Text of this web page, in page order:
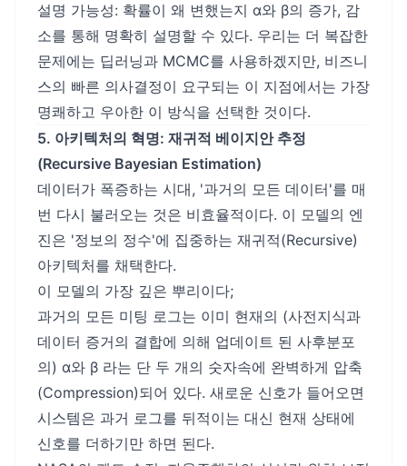
설명 가능성: 확률이 왜 변했는지 α와 β의 증가, 감
소를 통해 명확히 설명할 수 있다. 우리는 더 복잡한
문제에는 딥러닝과 MCMC를 사용하겠지만, 비즈니
스의 빠른 의사결정이 요구되는 이 지점에서는 가장
명쾌하고 우아한 이 방식을 선택한 것이다.
5. 아키텍처의 혁명: 재귀적 베이지안 추정
(Recursive Bayesian Estimation)
데이터가 폭증하는 시대, '과거의 모든 데이터'를 매
번 다시 불러오는 것은 비효율적이다. 이 모델의 엔
진은 '정보의 정수'에 집중하는 재귀적(Recursive)
아키텍처를 채택한다.
이 모델의 가장 깊은 뿌리이다;
과거의 모든 미팅 로그는 이미 현재의 (사전지식과
데이터 증거의 결합에 의해 업데이트 된 사후분포
의) α와 β 라는 단 두 개의 숫자속에 완벽하게 압축
(Compression)되어 있다. 새로운 신호가 들어오면
시스템은 과거 로그를 뒤적이는 대신 현재 상태에
신호를 더하기만 하면 된다.